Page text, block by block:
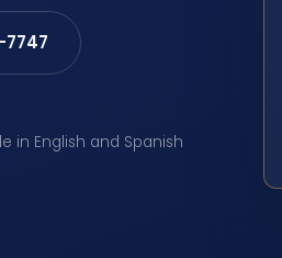
in English and Spanish